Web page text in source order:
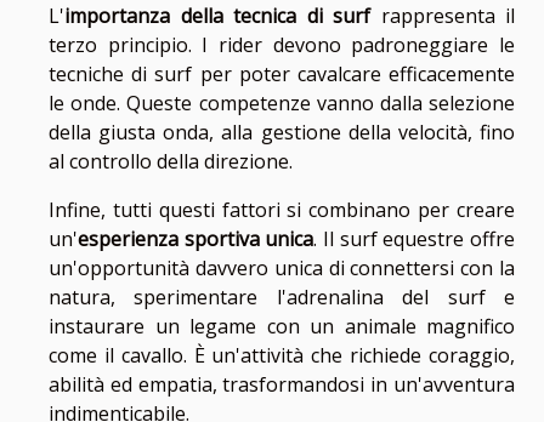
L'importanza della tecnica di surfrappresenta il
terzo principio. I rider devono padroneggiare le
tecniche di surf per poter cavalcare efficacemente
le onde. Queste competenze vanno dalla selezione
della giusta onda, alla gestione della velocità, fino
al controllo della direzione.
Infine, tutti questi fattori si combinano per creare
un'esperienza sportiva unica. Il surf equestre offre
un'opportunità davvero unica di connettersi con la
natura, sperimentare l'adrenalina del surf e
instaurare un legame con un animale magnifico
come il cavallo. È un'attività che richiede coraggio,
abilità ed empatia, trasformandosi in un'avventura
indimenticabile.